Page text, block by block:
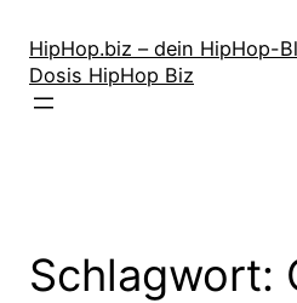
Inhalt
springen
HipHop.biz – dein HipHop-
Dosis HipHop Biz
Schlagwort: